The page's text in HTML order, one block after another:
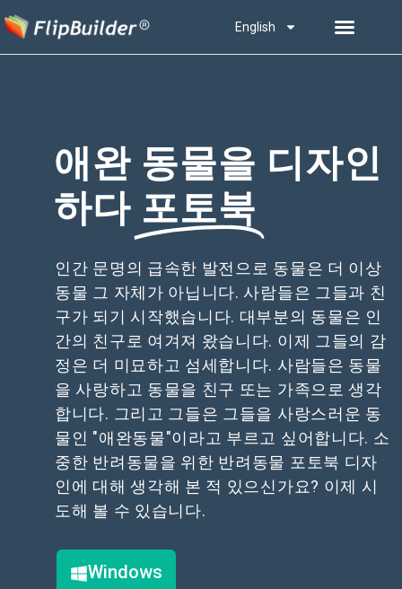
English
애완 동물을 디자인
하다 포토북
인간 문명의 급속한 발전으로 동물은 더 이상
동물 그 자체가 아닙니다. 사람들은 그들과 친
구가 되기 시작했습니다. 대부분의 동물은 인
간의 친구로 여겨져 왔습니다. 이제 그들의 감
정은 더 미묘하고 섬세합니다. 사람들은 동물
을 사랑하고 동물을 친구 또는 가족으로 생각
합니다. 그리고 그들은 그들을 사랑스러운 동
물인 "애완동물"이라고 부르고 싶어합니다. 소
중한 반려동물을 위한 반려동물 포토북 디자
인에 대해 생각해 본 적 있으신가요? 이제 시
도해 볼 수 있습니다.
Windows